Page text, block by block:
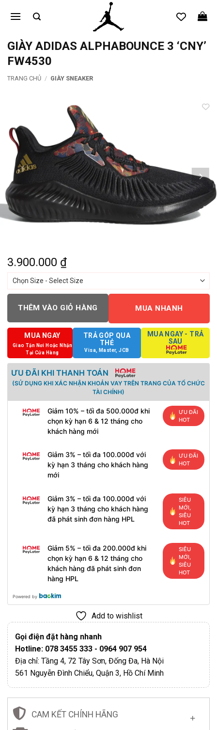
qua
dungGIÀY ADIDAS ALPHABOUNCE 3 ‘CNY’
FW4530
TRANG CHỦ / GIÀY SNEAKER
3.900.000 ₫
THÊM VÀO GIỎ HÀNG MUA NHANH
MUA NGAY
Giao Tận Nơi Hoặc Nhận
Tại Cửa Hàng
TRẢ GÓP QUA
THẺ
Visa, Master, JCB
MUA NGAY - TRẢ
SAU
ƯU ĐÃI KHI THANH TOÁN
(SỬ DỤNG KHI XÁC NHẬN KHOẢN VAY TRÊN TRANG CỦA TỔ CHỨC
TÀI CHÍNH)
Giảm 10% – tối đa 500.000đ khi
chọn kỳ hạn 6 & 12 tháng cho
khách hàng mới
ƯU ĐÃI
HOT
Giảm 3% – tối đa 100.000đ với
kỳ hạn 3 tháng cho khách hàng
mới
ƯU ĐÃI
HOT
Giảm 3% – tối đa 100.000đ với
kỳ hạn 3 tháng cho khách hàng
đã phát sinh đơn hàng HPL
SIÊU
MỚI,
SIÊU
HOT
Giảm 5% – tối đa 200.000đ khi
chọn kỳ hạn 6 & 12 tháng cho
khách hàng đã phát sinh đơn
hàng HPL
SIÊU
MỚI,
SIÊU
HOT
Powered by
Add to wishlist
Gọi điện đặt hàng nhanh
Hotline: 078 3455 333 - 0964 907 954
Địa chỉ: Tầng 4, 72 Tây Sơn, Đống Đa, Hà Nội
561 Nguyễn Đình Chiểu, Quận 3, Hồ Chí Minh
CAM KẾT CHÍNH HÃNG